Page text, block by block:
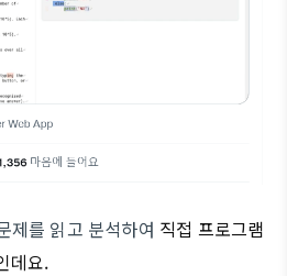
제를 읽고 분석하여 직접 프로그램
데요.